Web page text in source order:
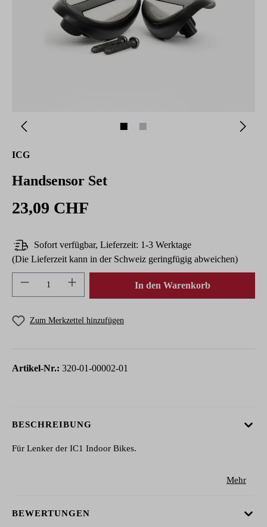
ICG
Handsensor Set
23,09 CHF
Sofort verfügbar, Lieferzeit: 1-3 Werktage
(Die Lieferzeit kann in der Schweiz geringfügig abweichen)
Produkt Anzahl: Gib den gewünschten Wert
In den Warenkorb
Zum Merkzettel hinzufügen
Artikel-Nr.: 320-01-00002-01
BESCHREIBUNG
Für Lenker der IC1 Indoor Bikes.
Mehr
BEWERTUNGEN